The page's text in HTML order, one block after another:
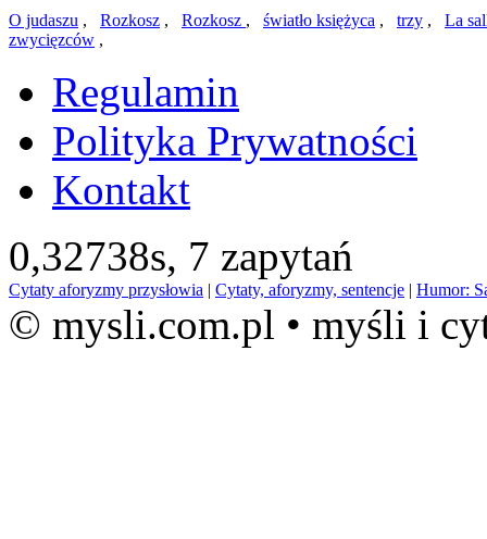
O judaszu , Rozkosz , Rozkosz , światło księżyca , trzy , La
zwycięzców ,
Regulamin
Polityka Prywatności
Kontakt
0,32738s, 7 zapytań
Cytaty aforyzmy przysłowia | Cytaty, aforyzmy, sentencje | Humor:
© mysli.com.pl • myśli i